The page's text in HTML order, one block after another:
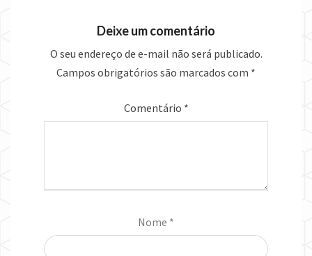
Deixe um comentário
O seu endereço de e-mail não será publicado.
Campos obrigatórios são marcados com *
Comentário *
Nome *